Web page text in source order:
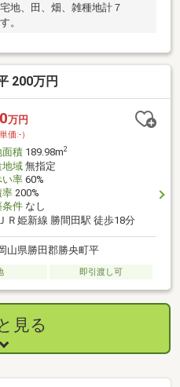
地、田、畑、雑種地計７
。
200万円
万円
価:-）
面積189.98m2
地域無指定
い率60%
率200%
条件なし
ＪＲ姫新線 勝間田駅 徒歩18分
山県勝田郡勝央町平
即引渡し可
見る